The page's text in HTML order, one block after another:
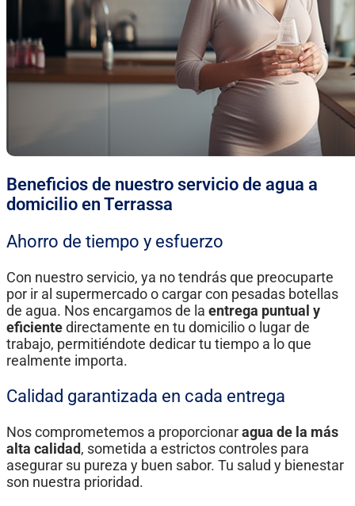
Beneficios de nuestro servicio de agua a
domicilio en Terrassa
Ahorro de tiempo y esfuerzo
Con nuestro servicio, ya no tendrás que preocuparte
por ir al supermercado o cargar con pesadas botellas
de agua. Nos encargamos de la entrega puntual y
eficientedirectamente en tu domicilio o lugar de
trabajo, permitiéndote dedicar tu tiempo a lo que
realmente importa.
Calidad garantizada en cada entrega
Nos comprometemos a proporcionaragua de la más
alta calidad, sometida a estrictos controles para
asegurar su pureza y buen sabor. Tu salud y bienestar
son nuestra prioridad.